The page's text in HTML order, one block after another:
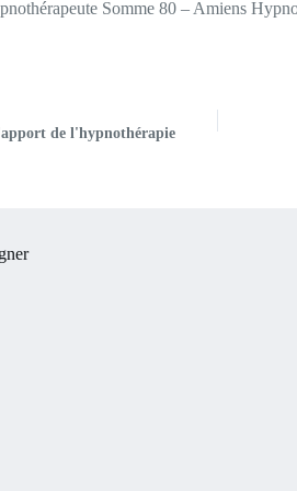
Somme 80 – Amiens
de l'hypnothérapie